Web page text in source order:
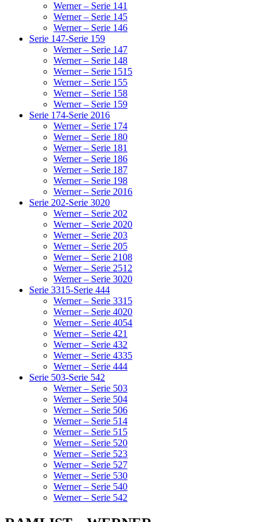
Werner – Serie 141
Werner – Serie 145
Werner – Serie 146
Serie 147-Serie 159
Werner – Serie 147
Werner – Serie 148
Werner – Serie 1515
Werner – Serie 155
Werner – Serie 158
Werner – Serie 159
Serie 174-Serie 2016
Werner – Serie 174
Werner – Serie 180
Werner – Serie 181
Werner – Serie 186
Werner – Serie 187
Werner – Serie 198
Werner – Serie 2016
Serie 202-Serie 3020
Werner – Serie 202
Werner – Serie 2020
Werner – Serie 203
Werner – Serie 205
Werner – Serie 2108
Werner – Serie 2512
Werner – Serie 3020
Serie 3315-Serie 444
Werner – Serie 3315
Werner – Serie 4020
Werner – Serie 4054
Werner – Serie 421
Werner – Serie 432
Werner – Serie 4335
Werner – Serie 444
Serie 503-Serie 542
Werner – Serie 503
Werner – Serie 504
Werner – Serie 506
Werner – Serie 514
Werner – Serie 515
Werner – Serie 520
Werner – Serie 523
Werner – Serie 527
Werner – Serie 530
Werner – Serie 540
Werner – Serie 542